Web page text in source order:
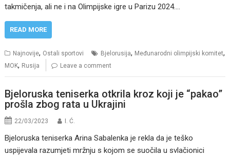
takmičenja, ali ne i na Olimpijske igre u Parizu 2024.…
READ MORE
Najnovije, Ostali sportovi Bjelorusija, Međunarodni olimpijski komitet,
MOK, Rusija Leave a comment
Bjeloruska teniserka otkrila kroz koji je “pakao”
prošla zbog rata u Ukrajini
22/03/2023 I. Ć.
Bjeloruska teniserka Arina Sabalenka je rekla da je teško
uspijevala razumjeti mržnju s kojom se suočila u svlačionici